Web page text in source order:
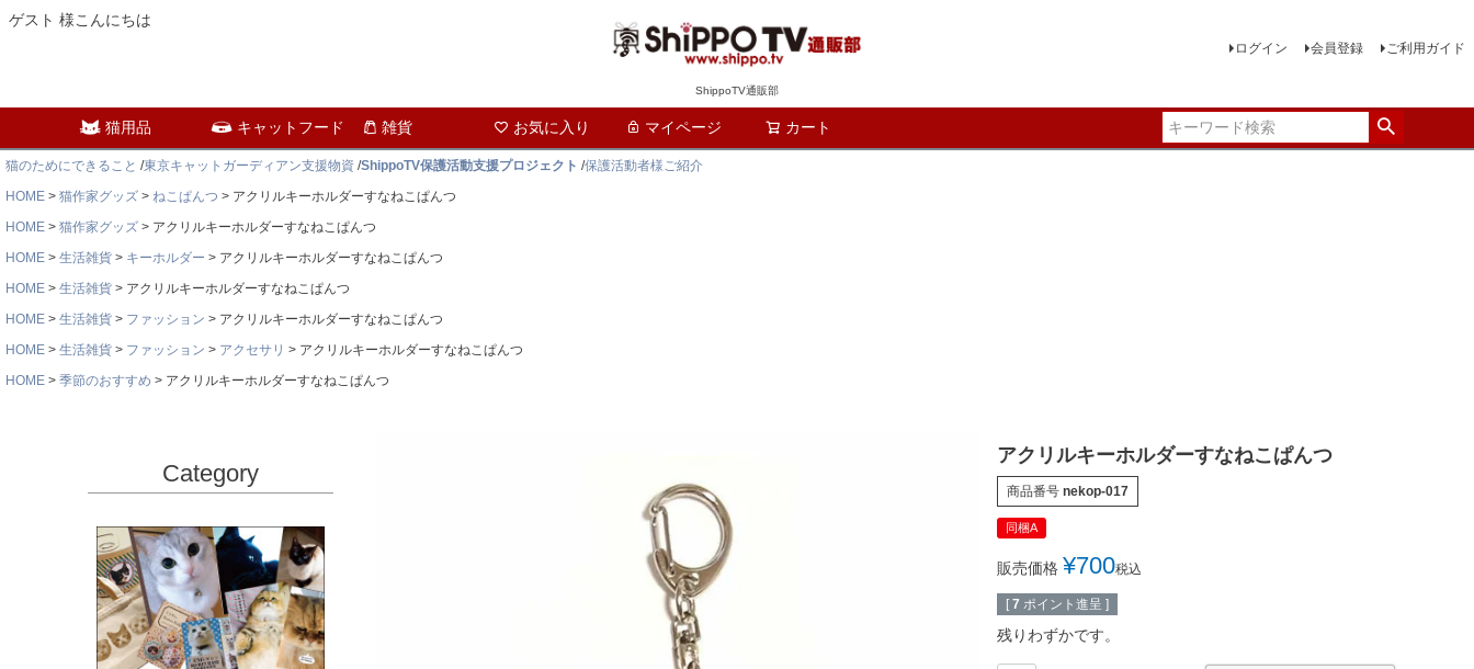
ゲスト 様こんにちは
ShippoTV通販部
ログイン 会員登録 ご利用ガイド
猫用品 キャットフード 雑貨 お気に入り マイページ カート検索
猫のためにできること /東京キャットガーディアン支援物資 /ShippoTV保護活動支援プロジェクト /保護活動者様ご紹介
HOME
猫作家グッズ ねこぱんつ
アクリルキーホルダーすなねこぱんつ
HOME
猫作家グッズ
アクリルキーホルダーすなねこぱんつ
HOME
生活雑貨 キーホルダー
アクリルキーホルダーすなねこぱんつ
HOME
生活雑貨
アクリルキーホルダーすなねこぱんつ
HOME
生活雑貨 ファッション
アクリルキーホルダーすなねこぱんつ
HOME
生活雑貨 ファッション アクセサリ
アクリルキーホルダーすなねこぱんつ
HOME
季節のおすすめ アクリルキーホルダーすなねこぱんつ
Category
アクリルキーホルダーすなねこぱんつ
商品番号 nekop-017
同梱A
販売価格 ¥700税込
[ 7 ポイント進呈 ]
残りわずかです。